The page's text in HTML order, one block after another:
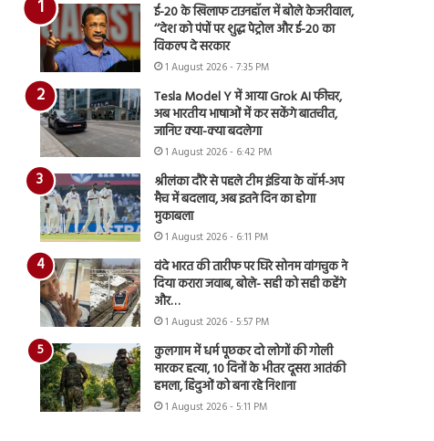
ई-20 के खिलाफ टाउनहॉल में बोले केजरीवाल,
‘‘देश को पंपों पर शुद्ध पेट्रोल और ई-20 का
विकल्प दे सरकार
1 August 2026 - 7:35 PM
Tesla Model Y में आया Grok AI फीचर,
अब भारतीय भाषाओं में कर सकेंगे बातचीत,
जानिए क्या-क्या बदलेगा
1 August 2026 - 6:42 PM
श्रीलंका दौरे से पहले टीम इंडिया के वॉर्म-अप
मैच में बदलाव, अब इतने दिन का होगा
मुकाबला
1 August 2026 - 6:11 PM
वंदे भारत की तारीफ पर घिरे सोनम वांगचुक ने
दिया करारा जवाब, बोले- सही को सही कहेंगे
और…
1 August 2026 - 5:57 PM
कुलगाम में धर्म पूछकर दो लोगों की गोली
मारकर हत्या, 10 दिनों के भीतर दूसरा आतंकी
हमला, हिंदुओं को बना रहे निशाना
1 August 2026 - 5:11 PM